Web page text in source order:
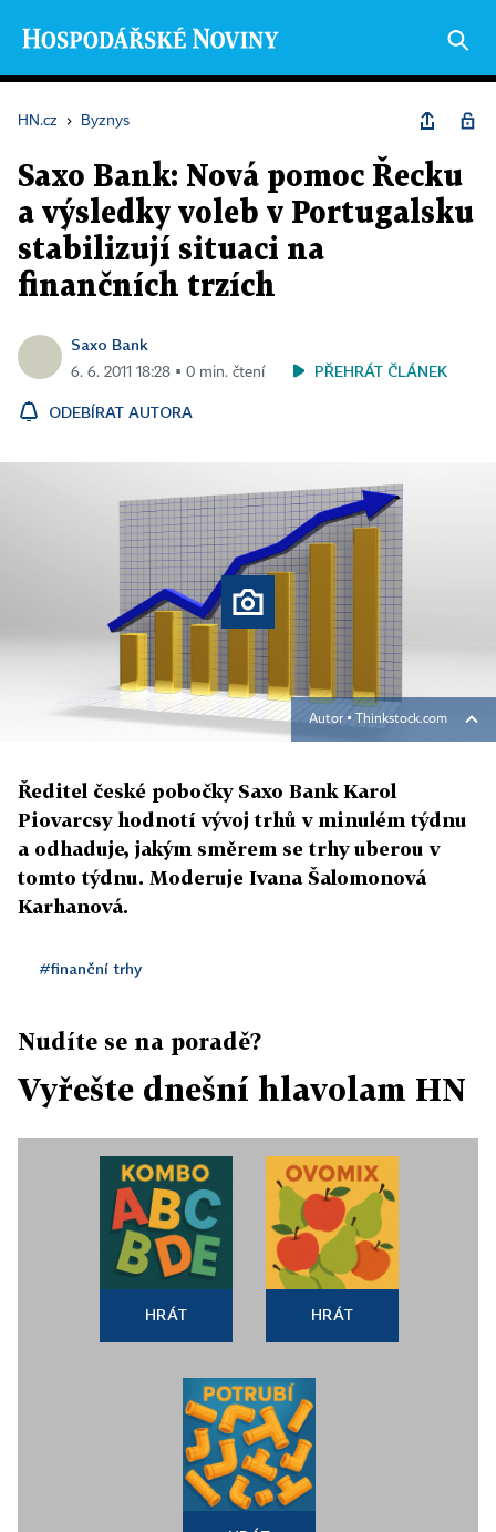
HN.cz › Byznys
Saxo Bank: Nová pomoc Řecku
a výsledky voleb v Portugalsku
stabilizují situaci na
finančních trzích
Saxo Bank
6. 6. 2011 18:28 ▪ 0 min. čtení PŘEHRÁT ČLÁNEK
ODEBÍRAT AUTORA
Autor ▪ Thinkstock.com
Ředitel české pobočky Saxo Bank Karol
Piovarcsy hodnotí vývoj trhů v minulém týdnu
a odhaduje, jakým směrem se trhy uberou v
tomto týdnu. Moderuje Ivana Šalomonová
Karhanová.
#finanční trhy
Nudíte se na poradě?
Vyřešte dnešní hlavolam HN
HRÁT HRÁT